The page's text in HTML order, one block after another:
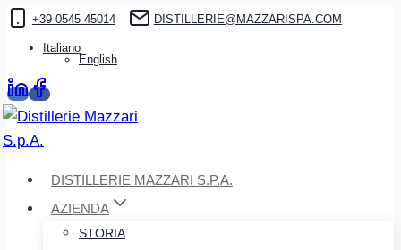
Salta
contenuto
+39 0545 45014 DISTILLERIE@MAZZARISPA.COM
Italiano
English
DISTILLERIE MAZZARI S.P.A.
AZIENDA
STORIA